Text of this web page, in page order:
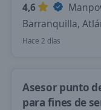
4,6
Barranquilla,
Hace 2 días
Asesor punto
para fines de